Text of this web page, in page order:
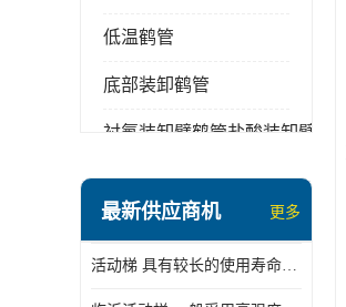
低温鹤管
底部装卸鹤管
衬氟装卸臂鹤管盐酸装卸臂
顶部装卸车鹤管
液氨液化气鹤管
最新供应商机 更多
活动梯 具有较长的使用寿命和耐用性 一般采用高强度材料制造